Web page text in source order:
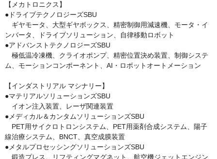
【メカトロニクス】
●ドライブテクノロジーズSBU
ギヤモータ、大型ギヤボックス、精密制御用減速機、モータ・イ
ンバータ、ドライブソリューション、自律移動ロボット
●アドバンストテクノロジーズSBU
極低温冷凍機、クライオポンプ、精密位置決め装置、制御システ
ム、モーションコンポーネント、AI・ロボットオートメーション
【インダストリアル マシナリー】
●マテリアルソリューションズSBU
イオン注入装置、レーザ関連装置
●メディカル＆カンタムソリューションズSBU
PET用サイクロトロンシステム、PET用薬剤合成システム、陽子
線治療システム、BNCT、真空成膜装置
●メタルプロセッシングソリューションズSBU
鍛造プレス、リフティングマグネット、航空機ジェットエンジン